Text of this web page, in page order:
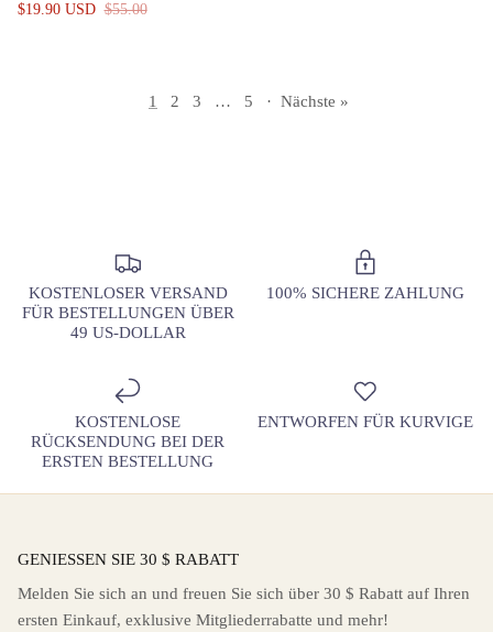
$19.90 USD $55.00
1 2 3 … 5 · Nächste »
KOSTENLOSER VERSAND
FÜR BESTELLUNGEN ÜBER
49 US-DOLLAR
100% SICHERE ZAHLUNG
KOSTENLOSE
RÜCKSENDUNG BEI DER
ERSTEN BESTELLUNG
ENTWORFEN FÜR KURVIGE
GENIESSEN SIE 30 $ RABATT
Melden Sie sich an und freuen Sie sich über 30 $ Rabatt auf Ihren
ersten Einkauf, exklusive Mitgliederrabatte und mehr!